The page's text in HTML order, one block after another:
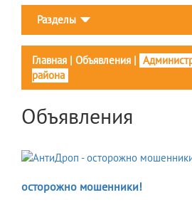
Разделы
Главная | Объявления |
района
Объявления
осторожно мошенники!